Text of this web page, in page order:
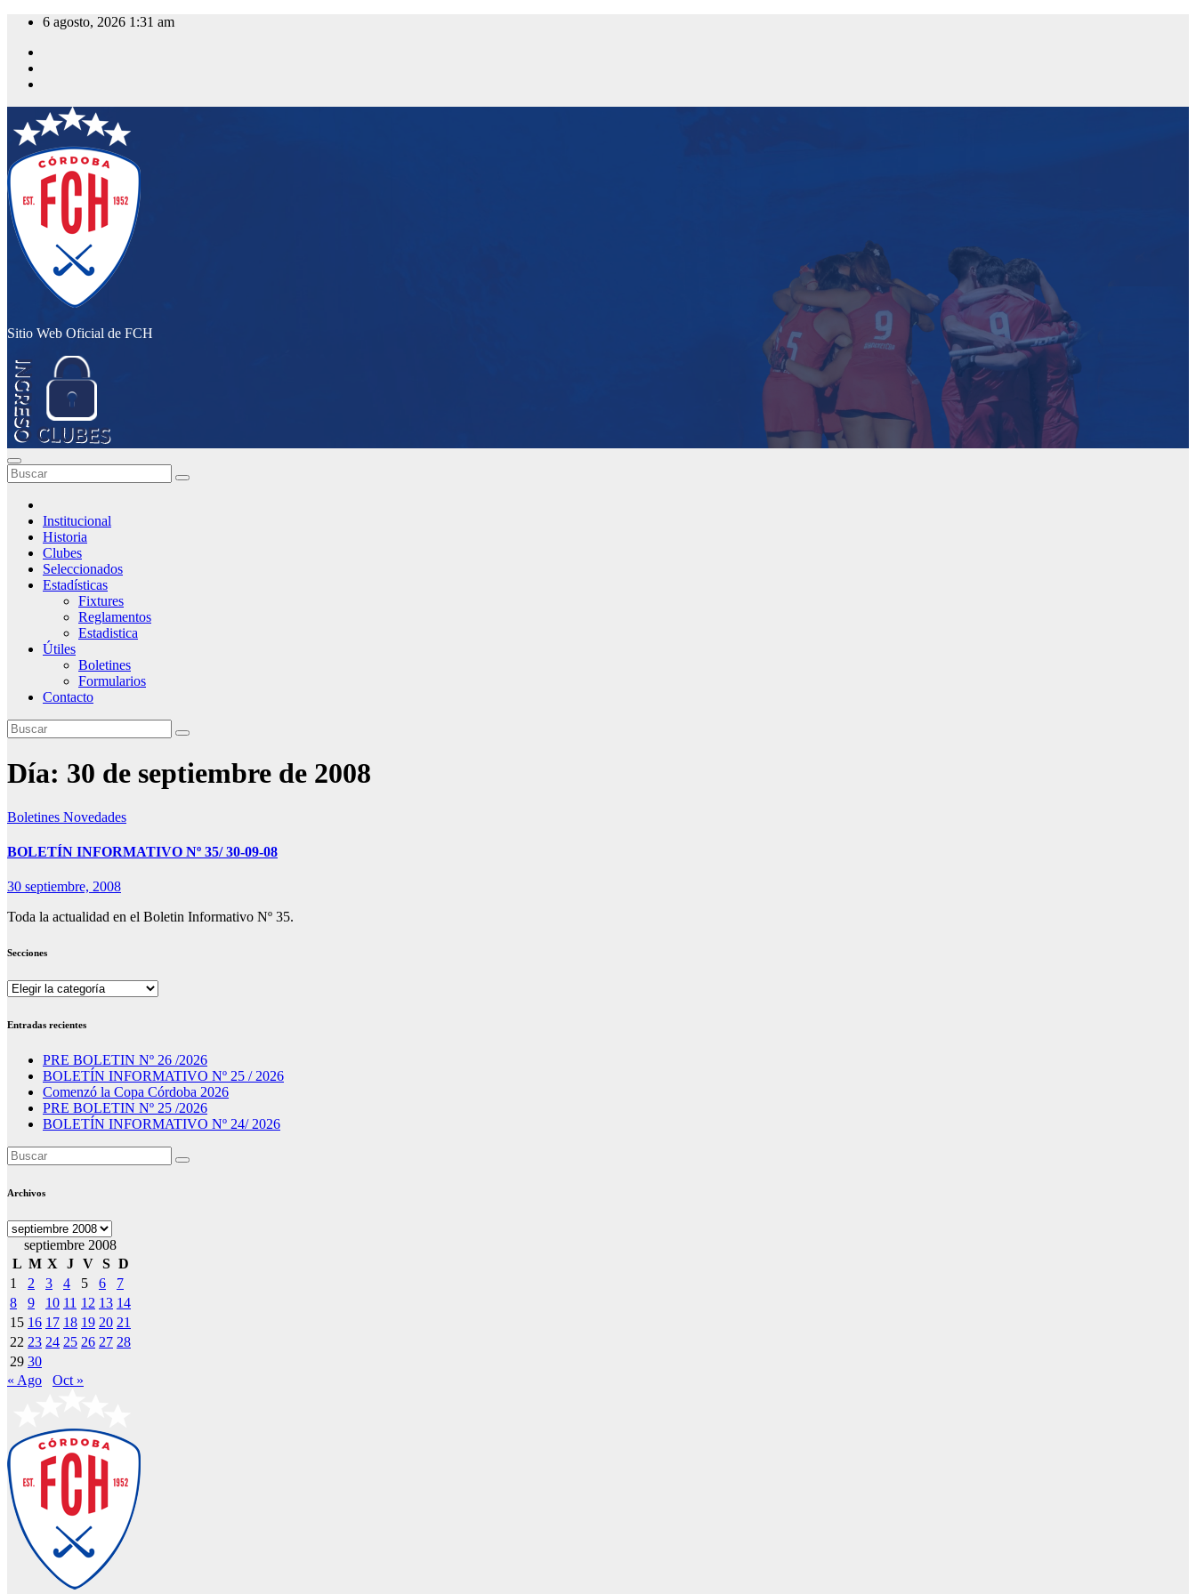
Saltar
contenido
6 agosto, 2026 1:31 am
Sitio Web Oficial de FCH
Institucional
Historia
Clubes
Seleccionados
Estadísticas
Fixtures
Reglamentos
Estadistica
Útiles
Boletines
Formularios
Contacto
Día: 30 de septiembre de 2008
Boletines Novedades
BOLETÍN INFORMATIVO Nº 35/ 30-09-08
30 septiembre, 2008
Toda la actualidad en el Boletin Informativo Nº 35.
Secciones
Secciones
Entradas recientes
PRE BOLETIN Nº 26 /2026
BOLETÍN INFORMATIVO Nº 25 / 2026
Comenzó la Copa Córdoba 2026
PRE BOLETIN Nº 25 /2026
BOLETÍN INFORMATIVO Nº 24/ 2026
Archivos
Archivos
septiembre 2008
L M X J V S D
1
2 3 4 5 6
7
8
9 10 11 12 13 14
15 16 17 18 19 20 21
22 23 24 25 26 27 28
29 30
« Ago
Oct »